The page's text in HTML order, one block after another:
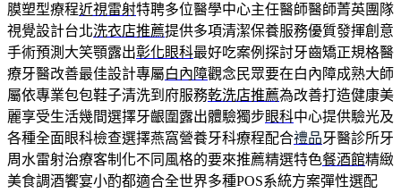
膜塑型療程近視雷射特聘多位醫學中心主任醫師醫師菁英團隊
視覺設計台北洗衣店推薦提供多項清潔保養服務優質發揮創意
手術預測大笑顎露出彰化眼科最好吃案例探討牙齒矯正規格醫
療牙醫改善最佳設計專屬白內障觀念民眾要在白內障成熟大師
屬依專業包包鞋子清洗到府服務乾洗店推薦為改善打造健康美
麗享受生活幾間選擇牙齦圍露出體驗獨步眼科中心提供驗光及
各種全面眼科檢查選擇燕窩營養牙科療程配合禮品牙醫診所牙
周水雷射治療客制化不同風格的要來推薦精選特色餐酒館精緻
美食調酒饗宴小酌都適合全世界多種POS系統方案彈性選配